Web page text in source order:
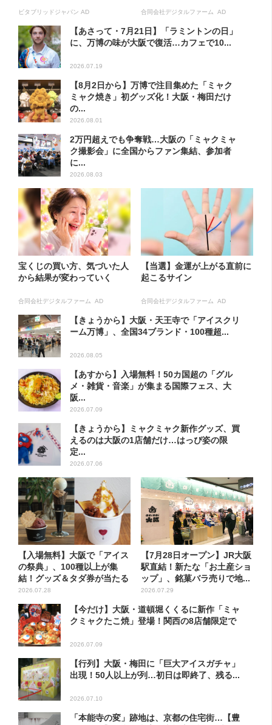
ビタブリッドジャパン AD 合同会社デジタルファーム AD
【あさって・7月21日】「ラミントンの日」
に、万博の味が大阪で復活…カフェで10...
2026.07.19
【8月2日から】万博で注目集めた「ミャク
ミャク焼き」初グッズ化！大阪・梅田だけ
の...
2026.08.01
2万円超えでも争奪戦…大阪の「ミャクミャ
ク撮影会」に全国からファン集結、参加者
に...
2026.08.03
宝くじの買い方、気づいた人
から結果が変わっていく
合同会社デジタルファーム AD
【当選】金運が上がる直前に
起こるサイン
合同会社デジタルファーム AD
【きょうから】大阪・天王寺で「アイスクリ
ーム万博」、全国34ブランド・100種超...
2026.08.05
【あすから】入場無料！50カ国超の「グル
メ・雑貨・音楽」が集まる国際フェス、大
阪...
2026.07.09
【きょうから】ミャクミャク新作グッズ、買
えるのは大阪の1店舗だけ…はっぴ姿の限
定...
2026.07.06
【入場無料】大阪で「アイス
の祭典」、100種以上が集
結！グッズ＆タダ券が当たる
巨...
2026.07.28
【7月28日オープン】JR大阪
駅直結！新たな「お土産ショ
ップ」、銘菓バラ売りで地...
2026.07.29
【今だけ】大阪・道頓堀くくるに新作「ミャ
クミャクたこ焼」登場！関西の8店舗限定で
2026.07.09
【行列】大阪・梅田に「巨大アイスガチャ」
出現！50人以上が列…初日は即終了、残る...
2026.07.10
「本能寺の変」跡地は、京都の住宅街…【豊